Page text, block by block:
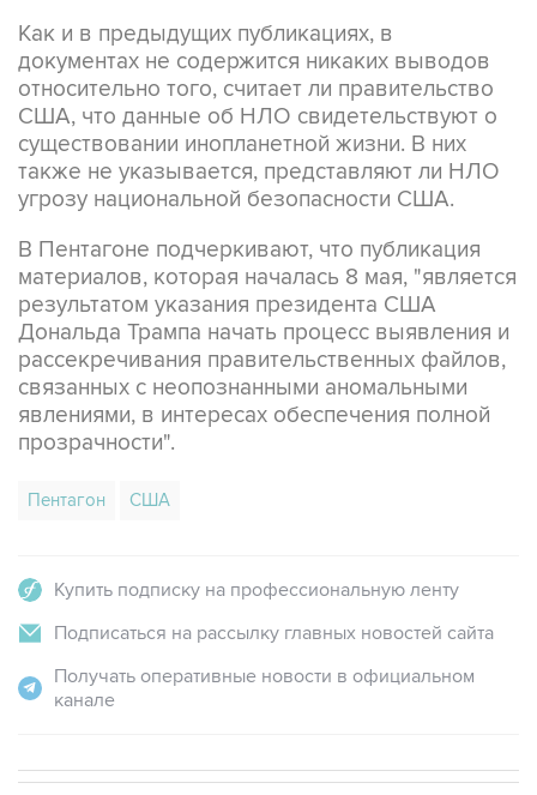
Как и в предыдущих публикациях, в
документах не содержится никаких выводов
относительно того, считает ли правительство
США, что данные об НЛО свидетельствуют о
существовании инопланетной жизни. В них
также не указывается, представляют ли НЛО
угрозу национальной безопасности США.
В Пентагоне подчеркивают, что публикация
материалов, которая началась 8 мая, "является
результатом указания президента США
Дональда Трампа начать процесс выявления и
рассекречивания правительственных файлов,
связанных с неопознанными аномальными
явлениями, в интересах обеспечения полной
прозрачности".
Пентагон США
Купить подписку на профессиональную ленту
Подписаться на рассылку главных новостей сайта
Получать оперативные новости в официальном
канале